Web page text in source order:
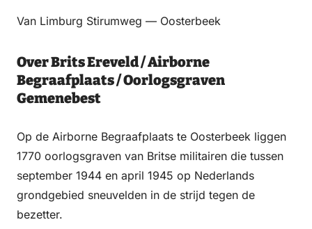
Van Limburg Stirumweg — Oosterbeek
Over Brits Ereveld / Airborne
Begraafplaats / Oorlogsgraven
Gemenebest
Op de Airborne Begraafplaats te Oosterbeek liggen
1770 oorlogsgraven van Britse militairen die tussen
september 1944 en april 1945 op Nederlands
grondgebied sneuvelden in de strijd tegen de
bezetter.